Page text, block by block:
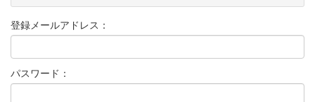
登録メールアドレス：
パスワード：